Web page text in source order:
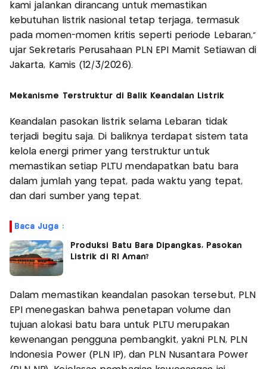
kami jalankan dirancang untuk memastikan
kebutuhan listrik nasional tetap terjaga, termasuk
pada momen-momen kritis seperti periode Lebaran,”
ujar Sekretaris Perusahaan PLN EPI Mamit Setiawan di
Jakarta, Kamis (12/3/2026).
Mekanisme Terstruktur di Balik Keandalan Listrik
Keandalan pasokan listrik selama Lebaran tidak
terjadi begitu saja. Di baliknya terdapat sistem tata
kelola energi primer yang terstruktur untuk
memastikan setiap PLTU mendapatkan batu bara
dalam jumlah yang tepat, pada waktu yang tepat,
dan dari sumber yang tepat.
Baca Juga :
Produksi Batu Bara Dipangkas, Pasokan
Listrik di RI Aman?
Dalam memastikan keandalan pasokan tersebut, PLN
EPI menegaskan bahwa penetapan volume dan
tujuan alokasi batu bara untuk PLTU merupakan
kewenangan pengguna pembangkit, yakni PLN, PLN
Indonesia Power (PLN IP), dan PLN Nusantara Power